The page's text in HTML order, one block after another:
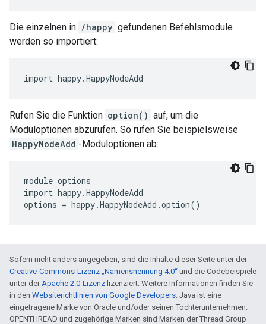
Die einzelnen in /happy gefundenen Befehlsmodule
werden so importiert:
import happy.HappyNodeAdd
Rufen Sie die Funktion option() auf, um die
Moduloptionen abzurufen. So rufen Sie beispielsweise
HappyNodeAdd -Moduloptionen ab:
module options
import happy.HappyNodeAdd
options = happy.HappyNodeAdd.option()
Sofern nicht anders angegeben, sind die Inhalte dieser Seite unter der
Creative-Commons-Lizenz „Namensnennung 4.0“ und die Codebeispiele
unter derApache 2.0-Lizenz lizenziert. Weitere Informationen finden Sie
in den Websiterichtlinien von Google Developers. Java ist eine
eingetragene Marke von Oracle und/oder seinen Tochterunternehmen.
OPENTHREAD und zugehörige Marken sind Marken der Thread Group